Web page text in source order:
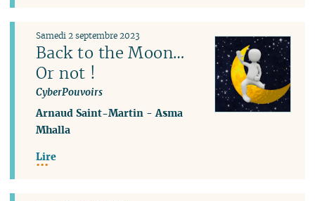
Back to the Moon…
Or not !
CyberPouvoirs
Samedi 2 septembre 2023
Arnaud Saint-Martin -Asma
Mhalla
Lire